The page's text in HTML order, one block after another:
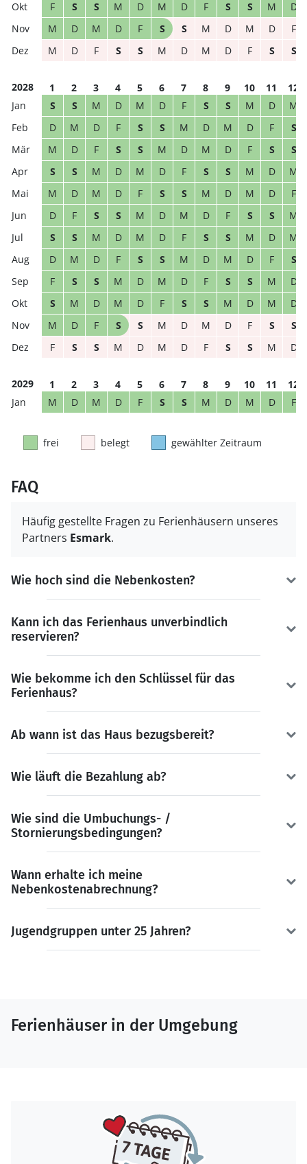
F S S M D M D F S S M
D
M
D M D F S S M D M D
F
M
D F S S M D M D F S S
2028 1 2 3 4 5 6 7 8 9 10 11
12
S
S M D M D F S S M D
M
D
M D F S S M D M D F
S
M
D F S S M D M D F S
S
S
S M D M D F S S M D
M
M
D M D F S S M D M D
F
D
F S S M D M D F S S
M
S
S M D M D F S S M D
M
D
M D F S S M D M D F
S
F
S S M D M D F S S M
D
S
M D M D F S S M D M
D
M
D F S S M D M D F S
S
F
S S M D M D F S S M D
2029 1 2 3 4 5 6 7 8 9 10 11
12
M
D M D F S S M D M D F
frei belegt gewählter Zeitraum
FAQ
Häufig gestellte Fragen zu Ferienhäusern unseres
Partners Esmark.
Wie hoch sind die Nebenkosten?
Kann ich das Ferienhaus unverbindlich
reservieren?
Wie bekomme ich den Schlüssel für das
Ferienhaus?
Ab wann ist das Haus bezugsbereit?
Wie läuft die Bezahlung ab?
Wie sind die Umbuchungs- /
Stornierungsbedingungen?
Wann erhalte ich meine
Nebenkostenabrechnung?
Jugendgruppen unter 25 Jahren?
Ferienhäuser in der Umgebung